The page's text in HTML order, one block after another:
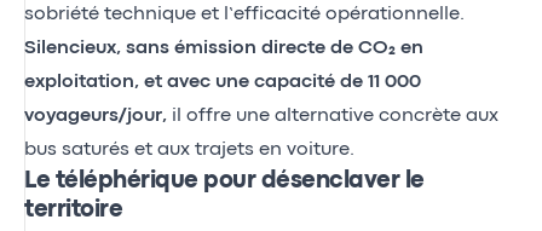
sobriété technique et l’efficacité opérationnelle.
Silencieux, sans émission directe de CO₂ en
exploitation, et avec une capacité de 11 000
voyageurs/jour, il offre une alternative concrète aux
bus saturés et aux trajets en voiture.
Le téléphérique pour désenclaver le
territoire